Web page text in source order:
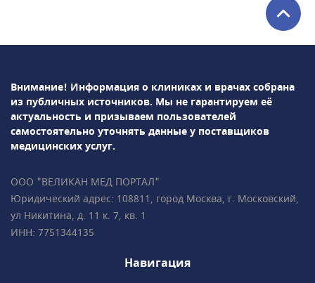
плода• НИПТ (генетический пренатальный
пороков развития у плода• Ведение
анализы), в том числе
многоплодной• Гинекология,
гинекологическая
эндокринология• Репродуктология• Лабораторная
диагностикаПодробно всё объясним,
пациентов • Все врачи имеют
международные сертификаты Fetal Medicine
Foundation (Фонд медицины плода) • Всего в
2 минутах ходьбы от метро «Чистые пруды»,
Внимание! Информация о клиниках и врачах собрана
из публичных источников. Мы не гарантируем её
актуальность и призываем пользователей
самостоятельно уточнять данные у поставщиков
медицинских услуг.
ООО "ВЕЛИКАН МЕД ПОРТАЛ"
Юридический адрес: 108811, город Москва, г. Московский,
ул Никитина, д. 11 к. 7, кв. 1
ИНН: 7751344135
Навигация